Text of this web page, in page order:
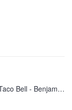
Novas acusações para o ex-executivo da Taco Bell - Benjamin Golden - na briga do Uber